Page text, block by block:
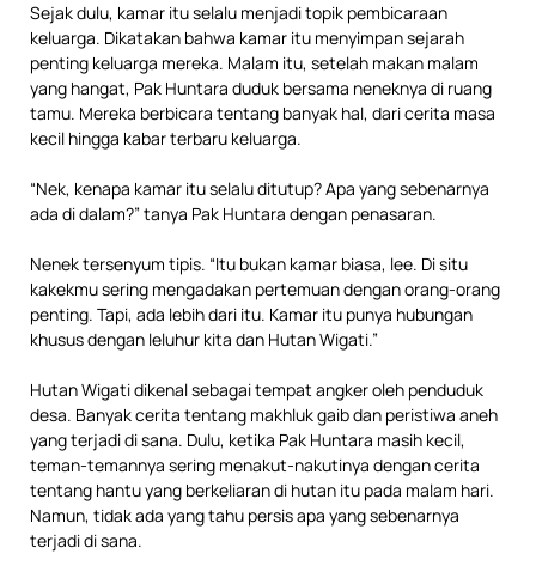
Sejak dulu, kamar itu selalu menjadi topik pembicaraan
keluarga. Dikatakan bahwa kamar itu menyimpan sejarah
penting keluarga mereka. Malam itu, setelah makan malam
yang hangat, Pak Huntara duduk bersama neneknya di ruang
tamu. Mereka berbicara tentang banyak hal, dari cerita masa
kecil hingga kabar terbaru keluarga.
“Nek, kenapa kamar itu selalu ditutup? Apa yang sebenarnya
ada di dalam?” tanya Pak Huntara dengan penasaran.
Nenek tersenyum tipis. “Itu bukan kamar biasa, lee. Di situ
kakekmu sering mengadakan pertemuan dengan orang-orang
penting. Tapi, ada lebih dari itu. Kamar itu punya hubungan
khusus dengan leluhur kita dan Hutan Wigati.”
Hutan Wigati dikenal sebagai tempat angker oleh penduduk
desa. Banyak cerita tentang makhluk gaib dan peristiwa aneh
yang terjadi di sana. Dulu, ketika Pak Huntara masih kecil,
teman-temannya sering menakut-nakutinya dengan cerita
tentang hantu yang berkeliaran di hutan itu pada malam hari.
Namun, tidak ada yang tahu persis apa yang sebenarnya
terjadi di sana.